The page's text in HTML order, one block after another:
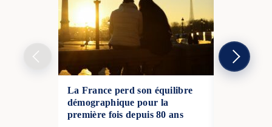
La France perd son équilibre
démographique pour la
première fois depuis 80 ans